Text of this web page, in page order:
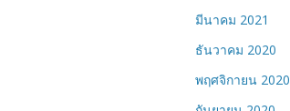
มีนาคม 2021
ธันวาคม 2020
พฤศจิกายน 2020